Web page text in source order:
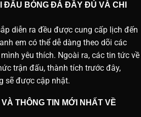
ĐẤU BÓNG ĐÁ ĐẦY ĐỦ VÀ CHI
diễn ra đều được cung cấp lịch đến
em có thể dễ dàng theo dõi các
yêu thích. Ngoài ra, các tin tức về
trận đấu, thành tích trước đây,
sẽ được cập nhật.
THÔNG TIN MỚI NHẤT VỀ